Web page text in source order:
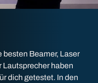
besten Beamer, Laser
Lautsprecher haben
dich getestet. In den